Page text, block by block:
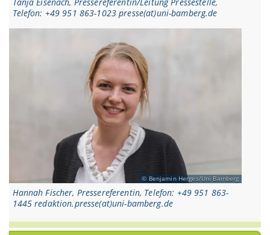
Telefon: +49 951 863-1023 presse(at)uni-bamberg.de
Benjamin Herges/Uni Bamberg
Hannah Fischer, Pressereferentin, Telefon: +49 951 863-
1445 redaktion.presse(at)uni-bamberg.de